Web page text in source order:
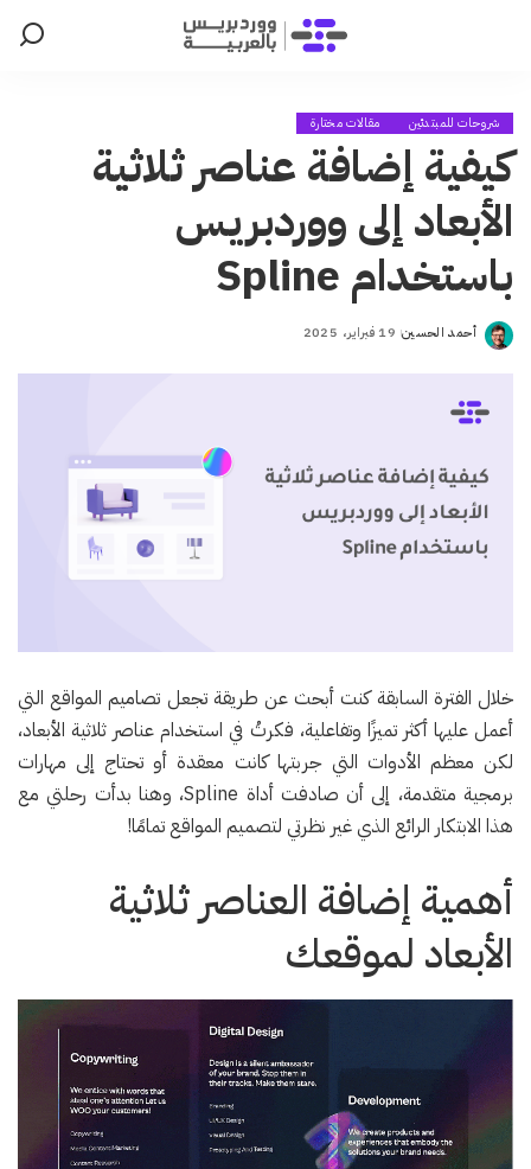
شروحات للمبتدئين مقالات مختارة
كيفية إضافة عناصر ثلاثية
الأبعاد إلى ووردبريس
باستخدام Spline
Posted
أحمد الحسين 19 فبراير، 2025
خلال الفترة السابقة كنت أبحث عن طريقة تجعل تصاميم المواقع التي
أعمل عليها أكثر تميزًا وتفاعلية، فكرتُ في استخدام عناصر ثلاثية الأبعاد،
لكن معظم الأدوات التي جربتها كانت معقدة أو تحتاج إلى مهارات
برمجية متقدمة، إلى أن صادفت أداة Spline، وهنا بدأت رحلتي مع
هذا الابتكار الرائع الذي غير نظرتي لتصميم المواقع تمامًا!
أهمية إضافة العناصر ثلاثية
الأبعاد لموقعك